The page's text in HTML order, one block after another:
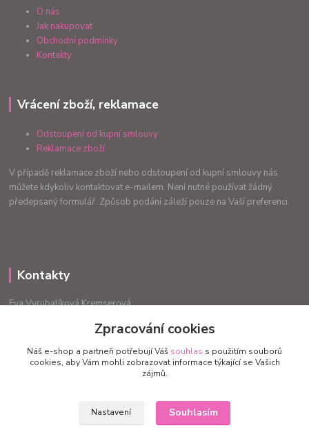
O nás
Jak nakupovat
Obchodní podmínky
Kontakty
Vrácení zboží, reklamace
Odstoupení od kupní smlouvy
Reklamace zboží
V případě reklamace zboží nebo odstoupení od kupní smlouvy nás
můžete kdykoliv kontaktovat e-mailem. Není nutné používat žádný
předepsaný formulář. Způsob podání záleží pouze na Vaší preferenci.
Kontakty
Eva Vyrubalíková Kremserová
info.radost@email.cz
Upravit sběr cookies.
Zpracování cookies
Náš e-shop a partneři potřebují Váš souhlas s použitím souborů
cookies, aby Vám mohli zobrazovat informace týkající se Vašich
zájmů.
Nastavení Souhlasím